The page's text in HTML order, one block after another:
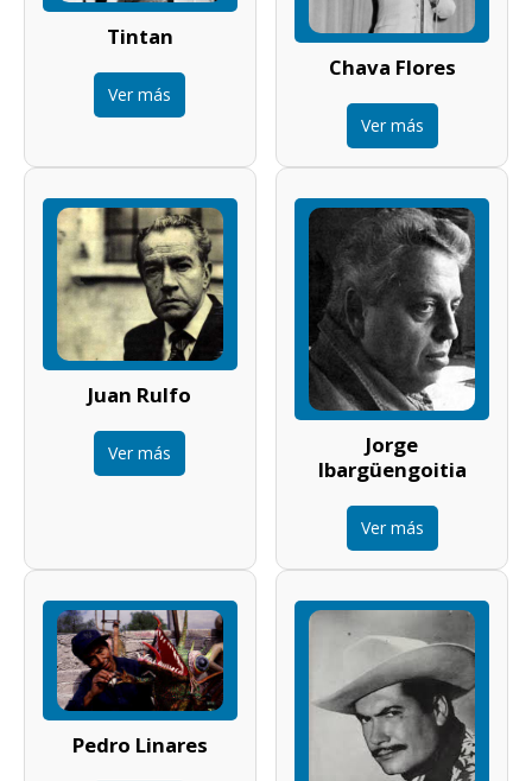
Tintan
Ver más
Chava Flores
Ver más
Juan Rulfo
Ver más
Jorge
Ibargüengoitia
Ver más
Pedro Linares